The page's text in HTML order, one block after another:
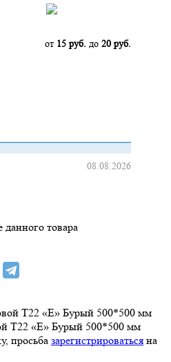
от 15 руб. до 20 руб.
08.08.2026
товара
Т22 «Е» Бурый 500*500 мм
просьба зарегистрироваться на